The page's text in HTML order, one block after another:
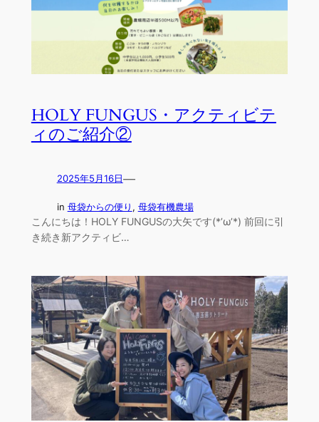
HOLY FUNGUS・アクティビテ
ィのご紹介②
2025年5月16日 —
in 母袋からの便り , 母袋有機農場
こんにちは！HOLY FUNGUSの大矢です(*’ω’*) 前回に引
き続き新アクティビ…